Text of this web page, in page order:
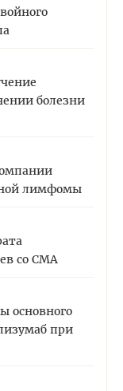
болезни
лимфомы
со СМА
основного
при